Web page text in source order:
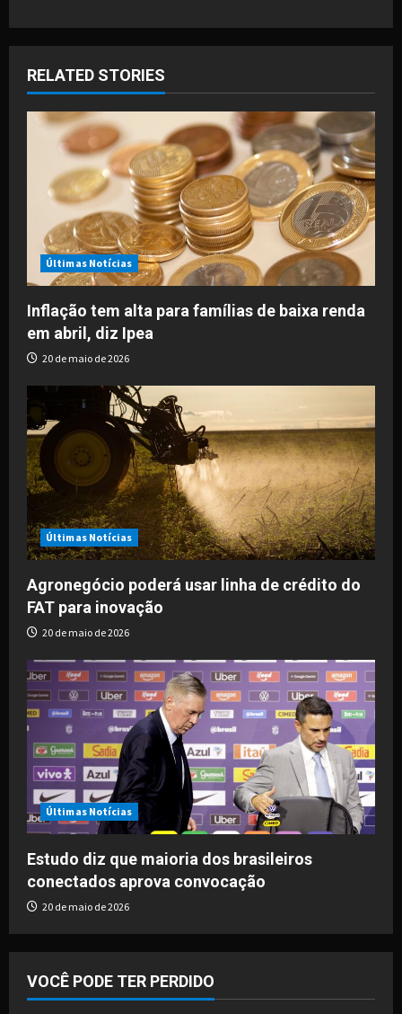
a
v
i
o
n
RELATED STORIES
Últimas Notícias
Inflação tem alta para famílias de baixa renda
em abril, diz Ipea
20 de maio de 2026
Últimas Notícias
Agronegócio poderá usar linha de crédito do
FAT para inovação
20 de maio de 2026
Últimas Notícias
Estudo diz que maioria dos brasileiros
conectados aprova convocação
20 de maio de 2026
VOCÊ PODE TER PERDIDO